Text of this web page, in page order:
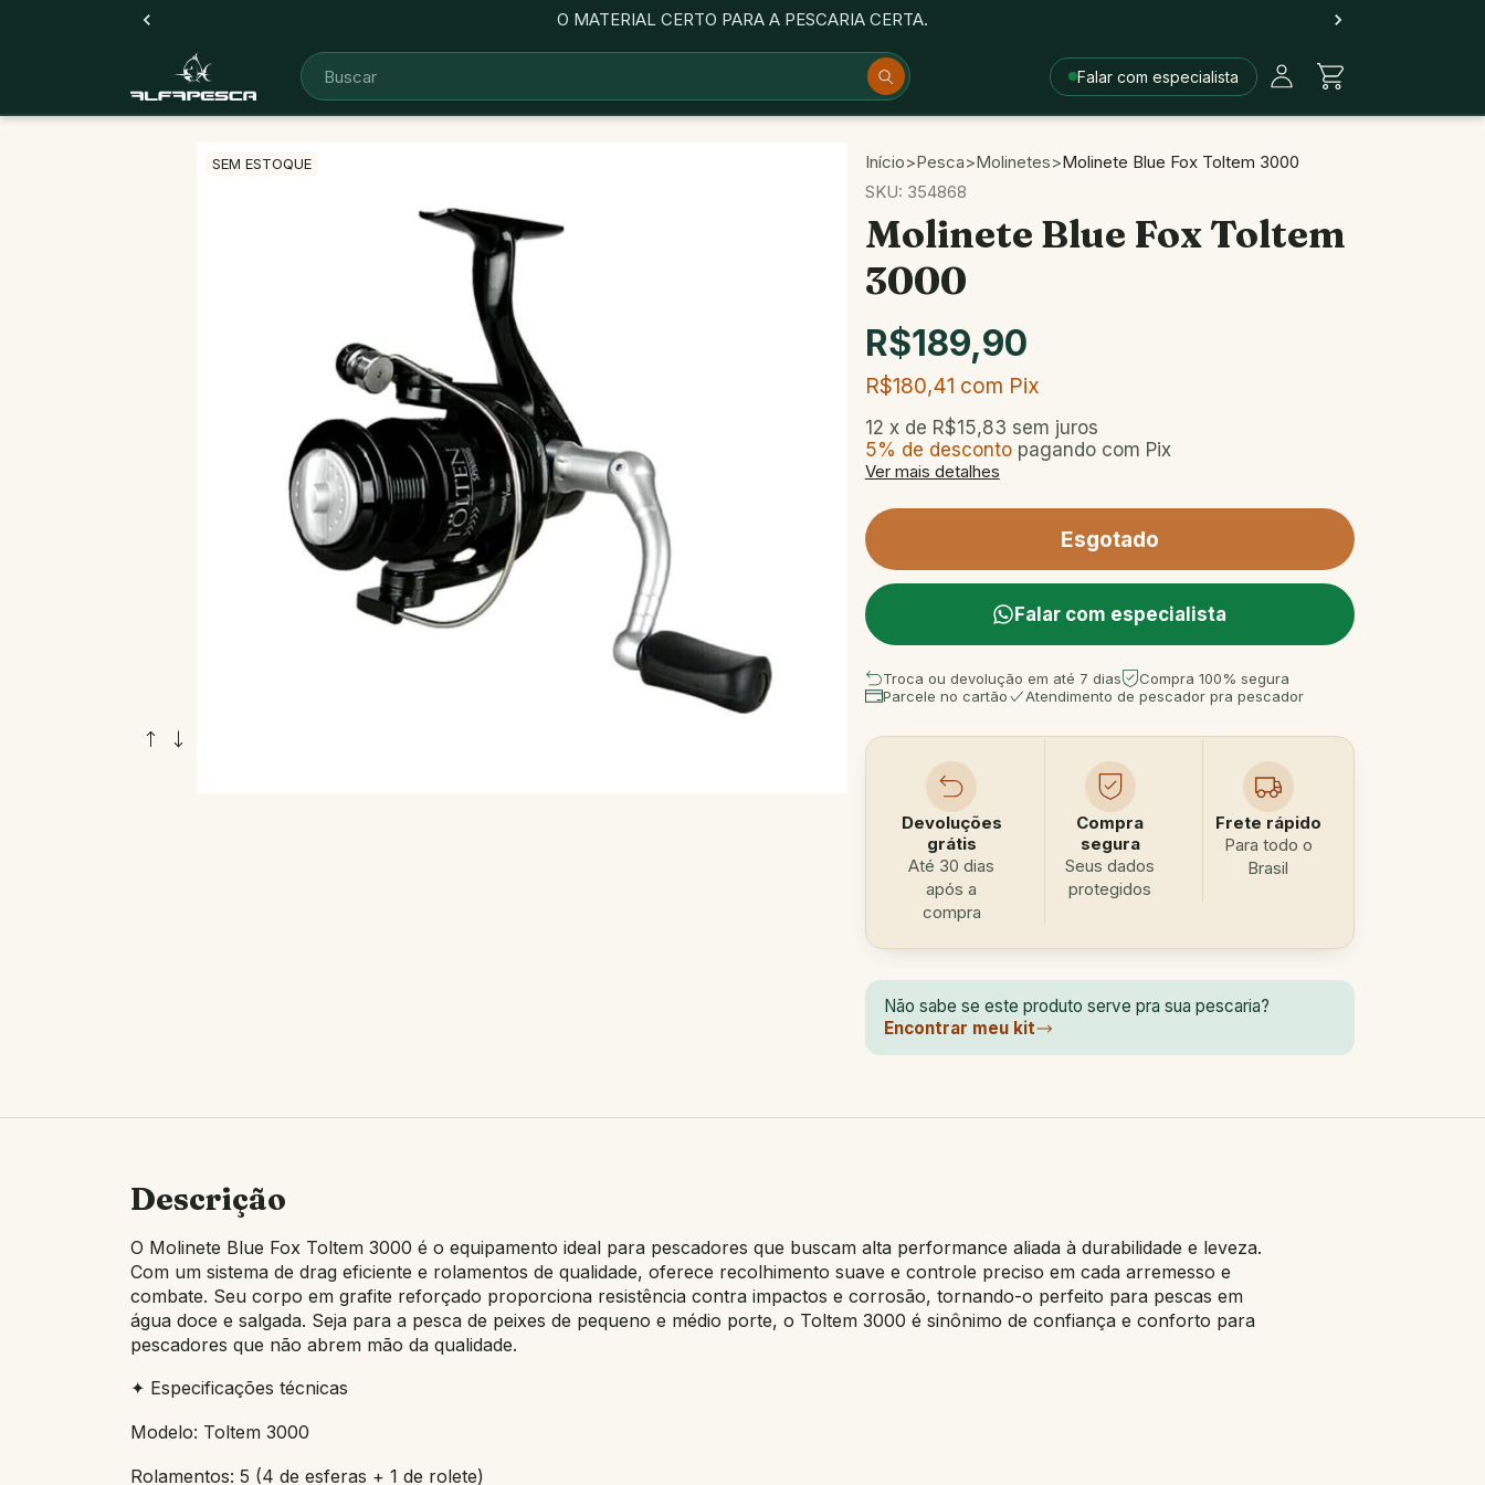
O MATERIAL CERTO PARA A PESCARIA CERTA.
Falar com especialista
SEM ESTOQUE Início>Pesca>Molinetes>Molinete Blue Fox Toltem 3000
SKU: 354868
Molinete Blue Fox Toltem
3000
R$189,90
R$180,41 com Pix
12 x de R$15,83 sem juros
5% de descontopagando com Pix
Ver mais detalhes
Falar com especialista
Troca ou devolução em até 7 dias
Compra 100% segura
Parcele no cartão
Atendimento de pescador pra pescador
Devoluções
grátis
Até 30 dias
após a
compra
Compra
segura
Seus dados
protegidos
Frete rápido
Para todo o
Brasil
Não sabe se este produto serve pra sua pescaria?
Encontrar meu kit
Descrição
O Molinete Blue Fox Toltem 3000 é o equipamento ideal para pescadores que buscam alta performance aliada à durabilidade e leveza.
Com um sistema de drag eficiente e rolamentos de qualidade, oferece recolhimento suave e controle preciso em cada arremesso e
combate. Seu corpo em grafite reforçado proporciona resistência contra impactos e corrosão, tornando-o perfeito para pescas em
água doce e salgada. Seja para a pesca de peixes de pequeno e médio porte, o Toltem 3000 é sinônimo de confiança e conforto para
pescadores que não abrem mão da qualidade.
✦ Especificações técnicas
Modelo: Toltem 3000
Rolamentos: 5 (4 de esferas + 1 de rolete)